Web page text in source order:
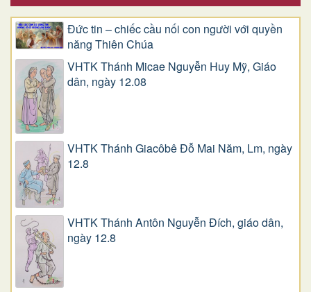
Đức tin – chiếc cầu nối con người với quyền
năng Thiên Chúa
VHTK Thánh Micae Nguyễn Huy Mỹ, Giáo
dân, ngày 12.08
VHTK Thánh Giacôbê Ðỗ Mai Năm, Lm, ngày
12.8
VHTK Thánh Antôn Nguyễn Ðích, giáo dân,
ngày 12.8